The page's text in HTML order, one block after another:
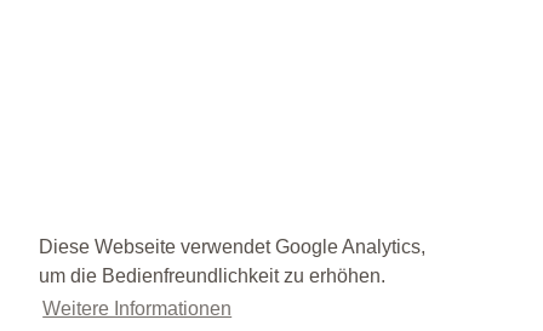
Diese Webseite verwendet Google Analytics,
um die Bedienfreundlichkeit zu erhöhen.
Weitere Informationen